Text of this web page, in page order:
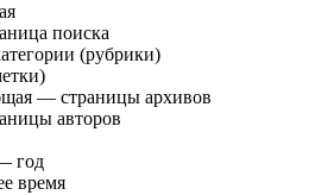
поиска
(рубрики)
— страницы архивов
авторов
год
время